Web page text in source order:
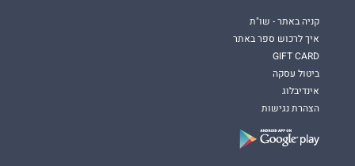
קניה באתר - שו"ת
איך לרכוש ספר באתר
GIFT CARD
ביטול עסקה
אינדיבלוג
הצהרת נגישות